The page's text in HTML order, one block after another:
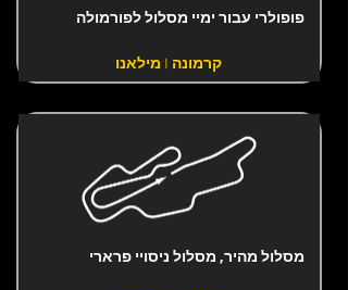
פופולרי עבור ימיי מסלול לפורמולה
קרמונה | מילאנו
מסלול מהיר, מסלול ניסויי פרארי